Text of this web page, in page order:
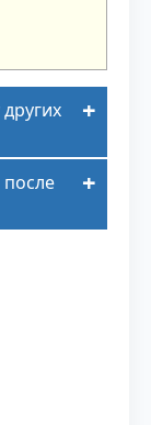
после